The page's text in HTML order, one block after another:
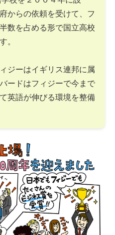
からの依頼を受けて、フ
数を占める形で国立高校
。
ジーはイギリス連邦に属
ードはフィジーで今まで
英語が伸びる環境を整備